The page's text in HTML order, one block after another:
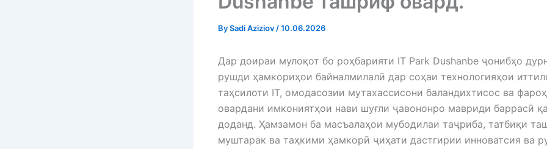
BySadi Aziziov /10.06.2026
Дар доираи мулоқот бо роҳбарияти IT Park Dushanbe ҷонибҳо
рушди ҳамкориҳои байналмилалӣ дар соҳаи технологияҳои
таҳсилоти IT, омодасозии мутахассисони баландихтисос ва
овардани имкониятҳои нави шуғли ҷавононро мавриди баррасӣ
доданд. Ҳамзамон ба масъалаҳои мубодилаи таҷриба, татбиқи
муштарак ва таҳкими ҳамкорӣ ҷиҳати дастгирии инноватсия ва